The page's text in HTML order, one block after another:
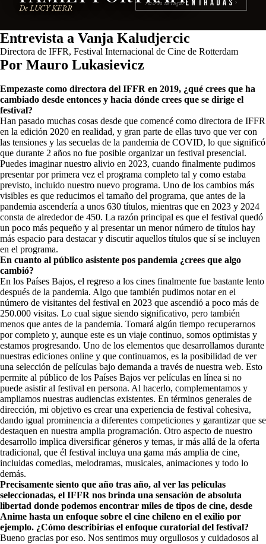
De LUCY KERR
reserva tu lugarEntradas ›
Entrevista a Vanja Kaludjercic
Directora de IFFR, Festival Internacional de Cine de Rotterdam
Por Mauro Lukasievicz
Empezaste como directora del IFFR en 2019, ¿qué crees que ha
cambiado desde entonces y hacia dónde crees que se dirige el
festival?
Han pasado muchas cosas desde que comencé como directora de IFFR
en la edición 2020 en realidad, y gran parte de ellas tuvo que ver con
las tensiones y las secuelas de la pandemia de COVID, lo que significó
que durante 2 años no fue posible organizar un festival presencial.
Puedes imaginar nuestro alivio en 2023, cuando finalmente pudimos
presentar por primera vez el programa completo tal y como estaba
previsto, incluido nuestro nuevo programa. Uno de los cambios más
visibles es que reducimos el tamaño del programa, que antes de la
pandemia ascendería a unos 630 títulos, mientras que en 2023 y 2024
consta de alrededor de 450. La razón principal es que el festival quedó
un poco más pequeño y al presentar un menor número de títulos hay
más espacio para destacar y discutir aquellos títulos que sí se incluyen
en el programa.
En cuanto al público asistente pos pandemia ¿crees que algo
cambió?
En los Países Bajos, el regreso a los cines finalmente fue bastante lento
después de la pandemia. Algo que también pudimos notar en el
número de visitantes del festival en 2023 que ascendió a poco más de
250.000 visitas. Lo cual sigue siendo significativo, pero también
menos que antes de la pandemia. Tomará algún tiempo recuperarnos
por completo y, aunque este es un viaje continuo, somos optimistas y
estamos progresando. Uno de los elementos que desarrollamos durante
nuestras ediciones online y que continuamos, es la posibilidad de ver
una selección de películas bajo demanda a través de nuestra web. Esto
permite al público de los Países Bajos ver películas en línea si no
puede asistir al festival en persona. Al hacerlo, complementamos y
ampliamos nuestras audiencias existentes. En términos generales de
dirección, mi objetivo es crear una experiencia de festival cohesiva,
dando igual prominencia a diferentes competiciones y garantizar que se
destaquen en nuestra amplia programación. Otro aspecto de nuestro
desarrollo implica diversificar géneros y temas, ir más allá de la oferta
tradicional, que él festival incluya una gama más amplia de cine,
incluidas comedias, melodramas, musicales, animaciones y todo lo
demás.
Precisamente siento que año tras año, al ver las películas
seleccionadas, el IFFR nos brinda una sensación de absoluta
libertad donde podemos encontrar miles de tipos de cine, desde
Anime hasta un enfoque sobre el cine chileno en el exilio por
ejemplo. ¿Cómo describirías el enfoque curatorial del festival?
Bueno gracias por eso. Nos sentimos muy orgullosos y cuidadosos al